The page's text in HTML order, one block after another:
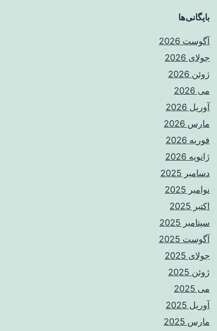
بایگانی‌ها
آگوست 2026
جولای 2026
ژوئن 2026
می 2026
آوریل 2026
مارس 2026
فوریه 2026
ژانویه 2026
دسامبر 2025
نوامبر 2025
اکتبر 2025
سپتامبر 2025
آگوست 2025
جولای 2025
ژوئن 2025
می 2025
آوریل 2025
مارس 2025